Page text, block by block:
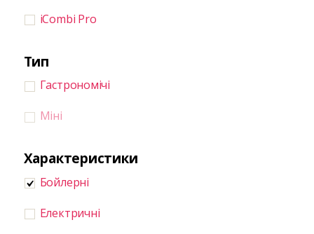
iCombi Pro
Тип
Гастрономічі
Міні
Характеристики
Бойлерні
Електричні